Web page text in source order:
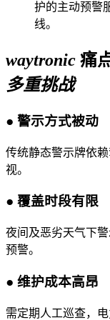
护的主动预警
线。
waytronic 痛
多重挑战
● 警示方式被动
传统静态警示牌依
视。
● 覆盖时段有限
夜间及恶劣天气下
预警。
● 维护成本高昂
需定期人工巡查，